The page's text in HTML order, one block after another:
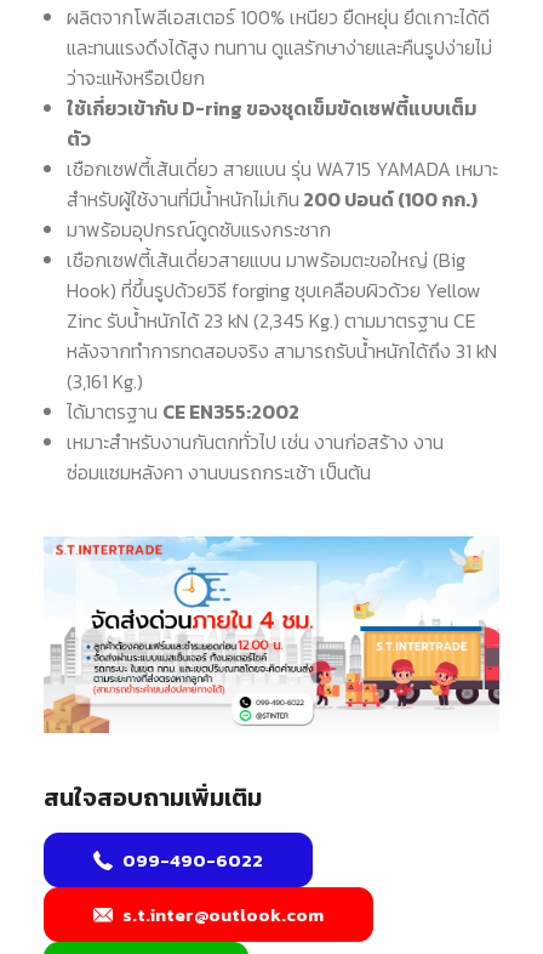
ผลิตจากโพลีเอสเตอร์ 100% เหนียว ยืดหยุ่น ยึดเกาะได้ดี
และทนแรงดึงได้สูง ทนทาน ดูแลรักษาง่ายและคืนรูปง่ายไม่
ว่าจะแห้งหรือเปียก
ใช้เกี่ยวเข้ากับ D-ring ของชุดเข็มขัดเซฟตี้แบบเต็ม
ตัว
เชือกเซฟตี้เส้นเดี่ยว สายแบน รุ่น WA715 YAMADA เหมาะ
สำหรับผู้ใช้งานที่มีน้ำหนักไม่เกิน 200 ปอนด์ (100 กก.)
มาพร้อมอุปกรณ์ดูดซับแรงกระชาก
เชือกเซฟตี้เส้นเดี่ยวสายแบน มาพร้อมตะขอใหญ่ (Big
Hook) ที่ขึ้นรูปด้วยวิธี forging ชุบเคลือบผิวด้วย Yellow
Zinc รับน้ำหนักได้ 23 kN (2,345 Kg.) ตามมาตรฐาน CE
หลังจากทำการทดสอบจริง สามารถรับน้ำหนักได้ถึง 31 kN
(3,161 Kg.)
ได้มาตรฐาน CE EN355:2002
เหมาะสำหรับงานกันตกทั่วไป เช่น งานก่อสร้าง งาน
ซ่อมแซมหลังคา งานบนรถกระเช้า เป็นต้น
สนใจสอบถามเพิ่มเติม
099-490-6022
s.t.inter@outlook.com